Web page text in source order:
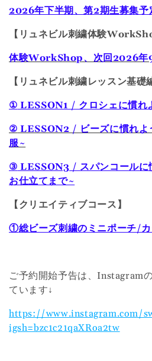
t
o
n
:
2026年下半期、第2期生募集予
【リュネビル刺繍体験
体験WorkShop、次回2026年9
【リュネビル刺繍レッスン基礎
① LESSON1 / クロシェに慣れ
② LESSON2 / ビーズに慣れよ
服~
③ LESSON3 / スパンコールに
お仕立てまで~
【クリエイティブコース】
①総ビーズ刺繍のミニポーチ/
ご予約開始予告は、Instagram
ています↓
https://www.instagram.com/
igsh=bzc1c21qaXRoa2tw